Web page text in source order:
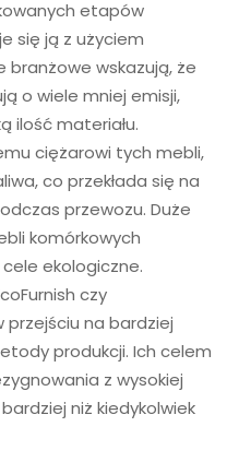
etapów
się ją z użyciem
branżowe wskazują, że
o wiele mniej emisji,
ilość materiału.
ciężarowi tych mebli,
co przekłada się na
przewozu. Duże
komórkowych
ekologiczne.
czy
przejściu na bardziej
produkcji. Ich celem
z wysokiej
niż kiedykolwiek